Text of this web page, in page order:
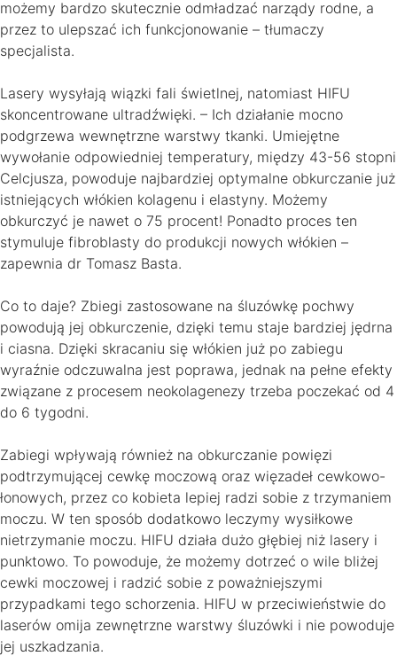
możemy bardzo skutecznie odmładzać narządy rodne, a
przez to ulepszać ich funkcjonowanie – tłumaczy
specjalista.
Lasery wysyłają wiązki fali świetlnej, natomiast HIFU
skoncentrowane ultradźwięki. – Ich działanie mocno
podgrzewa wewnętrzne warstwy tkanki. Umiejętne
wywołanie odpowiedniej temperatury, między 43-56 stopni
Celcjusza, powoduje najbardziej optymalne obkurczanie już
istniejących włókien kolagenu i elastyny. Możemy
obkurczyć je nawet o 75 procent! Ponadto proces ten
stymuluje fibroblasty do produkcji nowych włókien –
zapewnia dr Tomasz Basta.
Co to daje? Zbiegi zastosowane na śluzówkę pochwy
powodują jej obkurczenie, dzięki temu staje bardziej jędrna
i ciasna. Dzięki skracaniu się włókien już po zabiegu
wyraźnie odczuwalna jest poprawa, jednak na pełne efekty
związane z procesem neokolagenezy trzeba poczekać od 4
do 6 tygodni.
Zabiegi wpływają również na obkurczanie powięzi
podtrzymującej cewkę moczową oraz więzadeł cewkowo-
łonowych, przez co kobieta lepiej radzi sobie z trzymaniem
moczu. W ten sposób dodatkowo leczymy wysiłkowe
nietrzymanie moczu. HIFU działa dużo głębiej niż lasery i
punktowo. To powoduje, że możemy dotrzeć o wile bliżej
cewki moczowej i radzić sobie z poważniejszymi
przypadkami tego schorzenia. HIFU w przeciwieństwie do
laserów omija zewnętrzne warstwy śluzówki i nie powoduje
jej uszkadzania.